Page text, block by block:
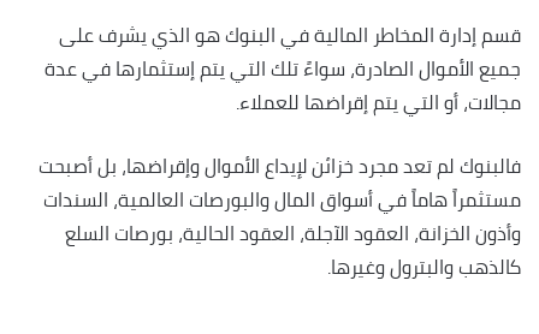
قسم إدارة المخاطر المالية في البنوك هو الذي يشرف على
جميع الأموال الصادرة، سواءً تلك التي يتم إستثمارها في عدة
مجالات، أو التي يتم إقراضها للعملاء.
فالبنوك لم تعد مجرد خزائن لإيداع الأموال وإقراضها، بل أصبحت
مستثمراً هاماً في أسواق المال والبورصات العالمية، السندات
وأذون الخزانة، العقود الآجلة، العقود الحالية، بورصات السلع
كالذهب والبترول وغيرها.